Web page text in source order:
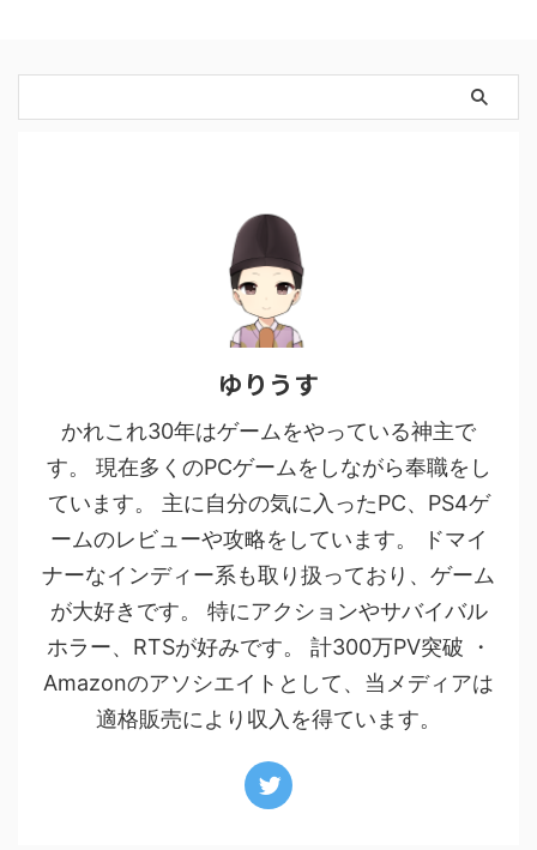
ゆりうす
かれこれ30年はゲームをやっている神主で
す。 現在多くのPCゲームをしながら奉職をし
ています。 主に自分の気に入ったPC、PS4ゲ
ームのレビューや攻略をしています。 ドマイ
ナーなインディー系も取り扱っており、ゲーム
が大好きです。 特にアクションやサバイバル
ホラー、RTSが好みです。 計300万PV突破 ・
Amazonのアソシエイトとして、当メディアは
適格販売により収入を得ています。